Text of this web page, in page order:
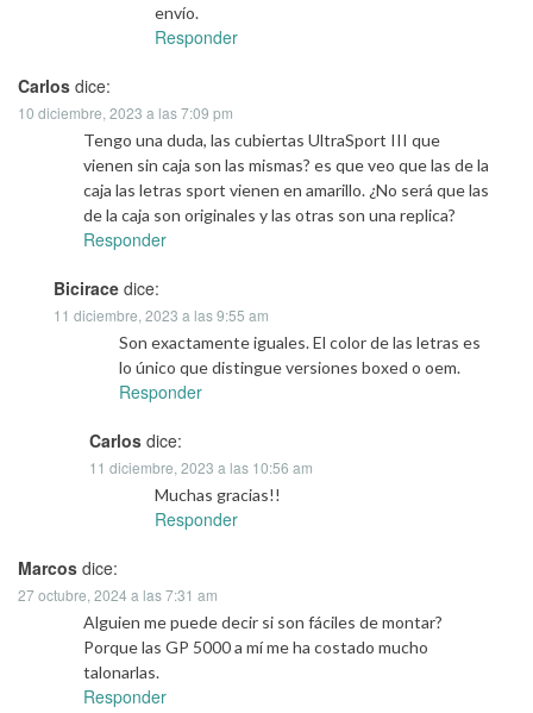
envío.
Responder
Carlos dice:
10 diciembre, 2023 a las 7:09 pm
Tengo una duda, las cubiertas UltraSport III que
vienen sin caja son las mismas? es que veo que las de la
caja las letras sport vienen en amarillo. ¿No será que las
de la caja son originales y las otras son una replica?
Responder
Bicirace dice:
11 diciembre, 2023 a las 9:55 am
Son exactamente iguales. El color de las letras es
lo único que distingue versiones boxed o oem.
Responder
Carlos dice:
11 diciembre, 2023 a las 10:56 am
Muchas gracias!!
Responder
Marcos dice:
27 octubre, 2024 a las 7:31 am
Alguien me puede decir si son fáciles de montar?
Porque las GP 5000 a mí me ha costado mucho
talonarlas.
Responder